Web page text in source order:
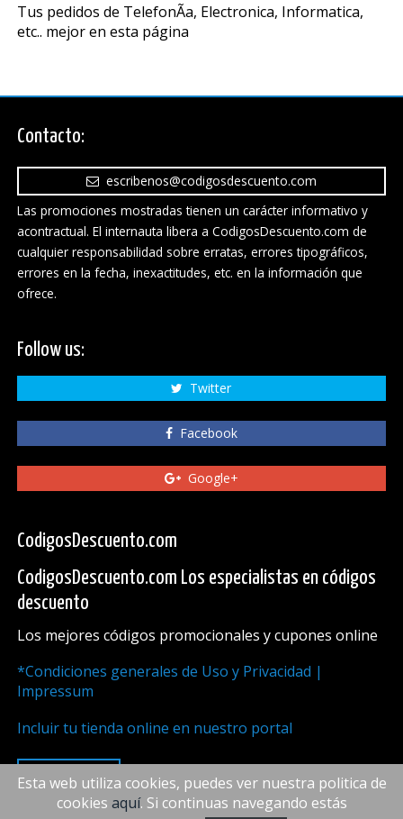
Tus pedidos de TelefonÃ­a, Electronica, Informatica,
etc.. mejor en esta página
Contacto:
escribenos@codigosdescuento.com
Las promociones mostradas tienen un carácter informativo y
acontractual. El internauta libera a CodigosDescuento.com de
cualquier responsabilidad sobre erratas, errores tipográficos,
errores en la fecha, inexactitudes, etc. en la información que
ofrece.
Follow us:
Twitter
Facebook
Google+
CodigosDescuento.com
CodigosDescuento.com Los especialistas en códigos
descuento
Los mejores códigos promocionales y cupones online
*Condiciones generales de Uso y Privacidad |
Impressum
Incluir tu tienda online en nuestro portal
ARRIBA
Esta web utiliza cookies, puedes ver nuestra politica de
cookies aquí. Si continuas navegando estás